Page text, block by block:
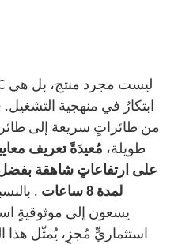
ابتكارٌ في منهجية
من طائراتٍ سريعة إلى
طويلة، مُعيدَةً تعريف
على ارتفاعاتٍ شاهقة
لمدة 8 ساعات
.
يسعون إلى موثوقيةٍ
استثماريٍّ مُجزٍ، يُمثّل هذا